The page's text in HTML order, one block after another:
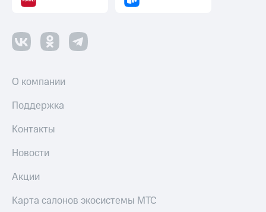
О компании
Поддержка
Контакты
Новости
Акции
Карта салонов экосистемы МТС